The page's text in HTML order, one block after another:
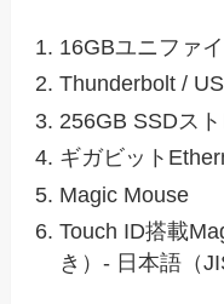
16GBユニファ
Thunderbolt /
256GB SSDス
ギガビット
Magic Mouse
Touch ID搭載
き）- 日本語（